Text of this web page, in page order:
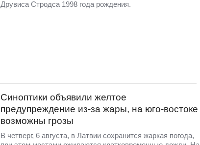
Друвиса Стродса 1998 года рождения.
Синоптики объявили желтое
предупреждение из-за жары, на юго-востоке
возможны грозы
В четверг, 6 августа, в Латвии сохранится жаркая погода,